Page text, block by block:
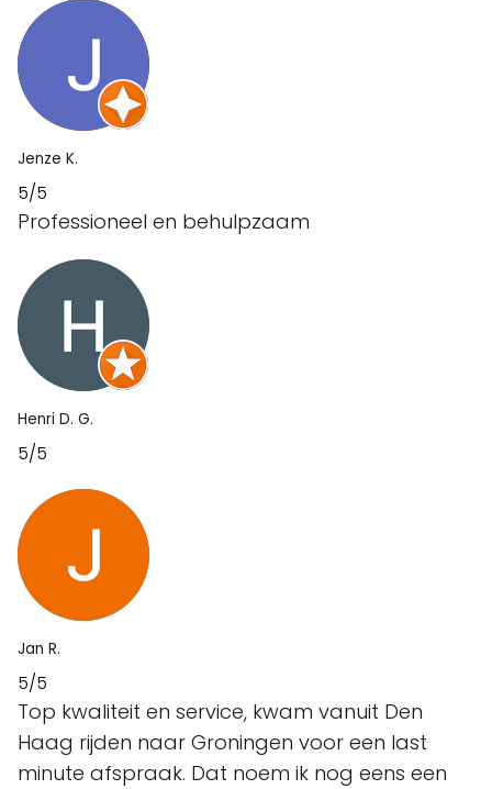
Jenze K.
5/5
Professioneel en behulpzaam
Henri D. G.
5/5
Jan R.
5/5
Top kwaliteit en service, kwam vanuit Den
Haag rijden naar Groningen voor een last
minute afspraak. Dat noem ik nog eens een